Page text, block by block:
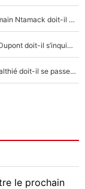
XV de France - Matthieu Jalibert a tout changé : Romain Ntamack doit-il s’inquiéter pour sa place à un an de la Coupe du monde ?
«Le XV de France est meilleur avec Lucu» : Antoine Dupont doit-il s’inquiéter pour sa place ?
Le XV de France a trouvé son remplaçant : Fabien Galthié doit-il se passer d'Antoine Dupont ?
le prochain